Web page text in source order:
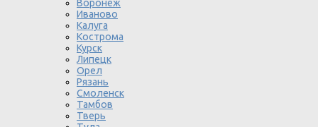
Воронеж
Иваново
Калуга
Кострома
Курск
Липецк
Орел
Рязань
Смоленск
Тамбов
Тверь